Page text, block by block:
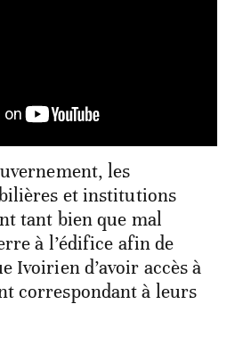
les
et institutions
tant bien que mal
à l’édifice afin de
Ivoirien d’avoir accès à
correspondant à leurs